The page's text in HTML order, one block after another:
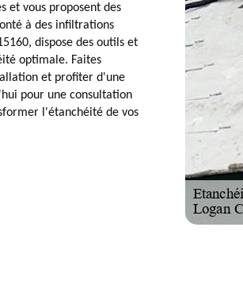
et vous proposent des
à des infiltrations
dispose des outils et
optimale. Faites
et profiter d'une
pour une consultation
l'étanchéité de vos